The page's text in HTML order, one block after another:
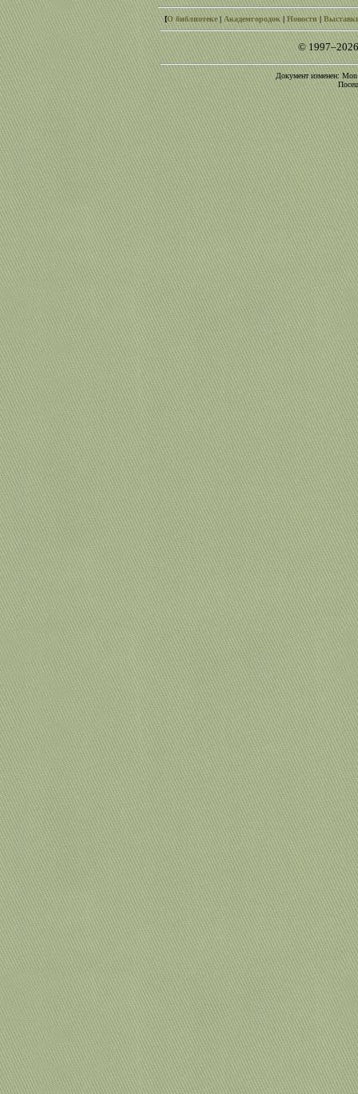
[О библиотеке|Академгородок|Новости|
©
Документ изменен: